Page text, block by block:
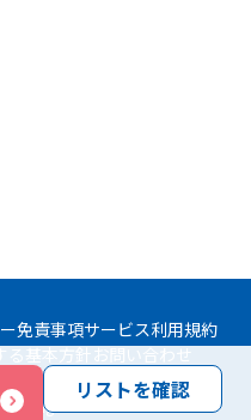
リストを確認
免責事項サービス利用規約
る基本方針 お問い合わせ
All rights reserved.